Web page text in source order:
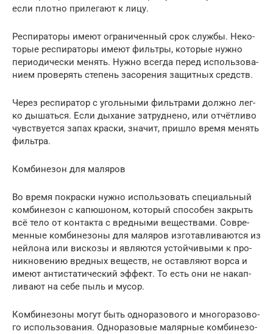
если плот­но при­ле­га­ют к лицу.
Респи­ра­то­ры име­ют огра­ни­чен­ный срок служ­бы. Неко­
то­рые респи­ра­то­ры име­ют филь­тры, кото­рые нуж­но
пери­о­ди­че­ски менять. Нуж­но все­гда перед исполь­зо­ва­
ни­ем про­ве­рять сте­пень засо­ре­ния защит­ных средств.
Через респи­ра­тор с уголь­ны­ми филь­тра­ми долж­но лег­
ко дышать­ся. Если дыха­ние затруд­не­но, или отчёт­ли­во
чув­ству­ет­ся запах крас­ки, зна­чит, при­шло вре­мя менять
фильтра.
Ком­би­не­зон для маляров
Во вре­мя покрас­ки нуж­но исполь­зо­вать спе­ци­аль­ный
ком­би­не­зон с капю­шо­ном, кото­рый спо­со­бен закрыть
всё тело от кон­так­та с вред­ны­ми веще­ства­ми. Совре­
мен­ные ком­би­не­зо­ны для маля­ров изго­тав­ли­ва­ют­ся из
ней­ло­на или вис­ко­зы и явля­ют­ся устой­чи­вы­ми к про­
ник­но­ве­нию вред­ных веществ, не остав­ля­ют вор­са и
име­ют анти­ста­ти­че­ский эффект. То есть они не накап­
ли­ва­ют на себе пыль и мусор.
Ком­би­не­зо­ны могут быть одно­ра­зо­во­го и мно­го­ра­зо­во­
го исполь­зо­ва­ния. Одно­ра­зо­вые маляр­ные ком­би­не­зо­